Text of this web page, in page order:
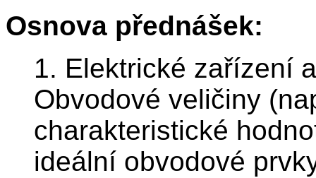
Osnova přednášek:
1. Elektrické zařízení
Obvodové veličiny
charakteristické
ideální obvodové